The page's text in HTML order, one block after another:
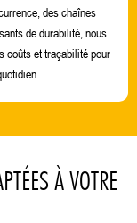
des chaînes
de durabilité, nous
coûts et traçabilité pour
À VOTRE